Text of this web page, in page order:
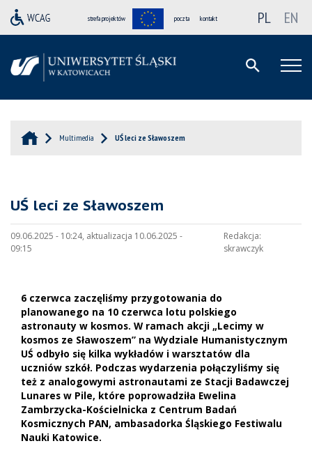
strefa projektów poczta kontakt PL EN
Multimedia UŚ leci ze Sławoszem
UŚ leci ze Sławoszem
09.06.2025 - 10:24, aktualizacja 10.06.2025 -
09:15
Redakcja:
skrawczyk
6 czerwca zaczęliśmy przygotowania do
planowanego na 10 czerwca lotu polskiego
astronauty w kosmos. W ramach akcji „Lecimy w
kosmos ze Sławoszem” na Wydziale Humanistycznym
UŚ odbyło się kilka wykładów i warsztatów dla
uczniów szkół. Podczas wydarzenia połączyliśmy się
też z analogowymi astronautami ze Stacji Badawczej
Lunares w Pile, które poprowadziła Ewelina
Zambrzycka-Kościelnicka z Centrum Badań
Kosmicznych PAN, ambasadorka Śląskiego Festiwalu
Nauki Katowice.